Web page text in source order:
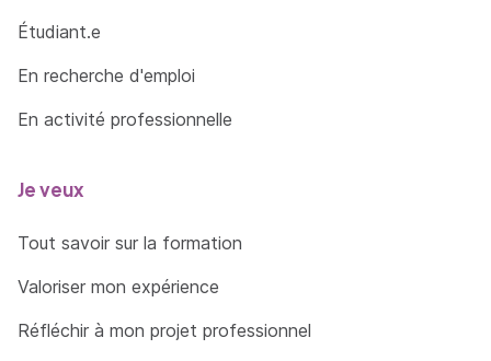
Étudiant.e
En recherche d'emploi
En activité professionnelle
Je veux
Tout savoir sur la formation
Valoriser mon expérience
Réfléchir à mon projet professionnel